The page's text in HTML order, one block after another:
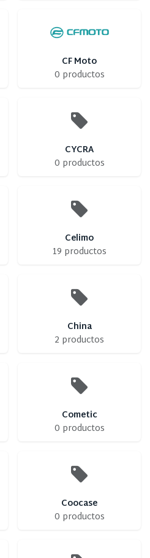
CF Moto
0 productos
CYCRA
0 productos
Celimo
19 productos
China
2 productos
Cometic
0 productos
Coocase
0 productos